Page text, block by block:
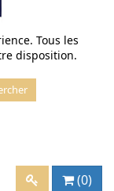
Tous les
disposition.
(0)